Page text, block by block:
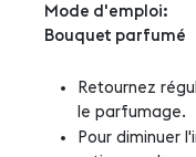
Bouquet parfumé
Retournez
le parfumage.
Pour diminuer